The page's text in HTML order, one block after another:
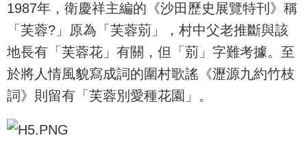
1987年，衛慶祥主編的《沙田歷史展覽特刊》稱
「芙蓉?」原為「芙蓉莂」，村中父老推斷與該
地長有「芙蓉花」有關，但「莂」字難考據。至
於將人情風貌寫成詞的圍村歌謠《瀝源九約竹枝
詞》則留有「芙蓉別愛種花園」。